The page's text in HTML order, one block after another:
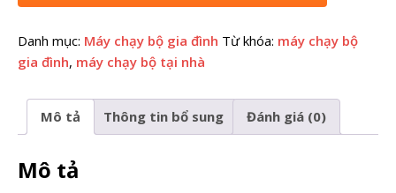
Danh mục: Máy chạy bộ gia đình Từ khóa: máy chạy bộ
gia đình, máy chạy bộ tại nhà
Mô tả Thông tin bổ sung Đánh giá (0)
Mô tả